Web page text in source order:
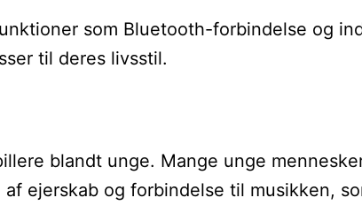
som Bluetooth-forbindelse og
til deres livsstil.
blandt unge. Mange unge
ejerskab og forbindelse til musikken,